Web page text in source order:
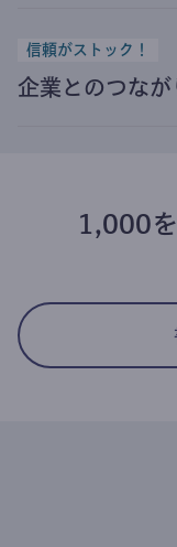
信頼がストック！
企業とのつなが
1,000